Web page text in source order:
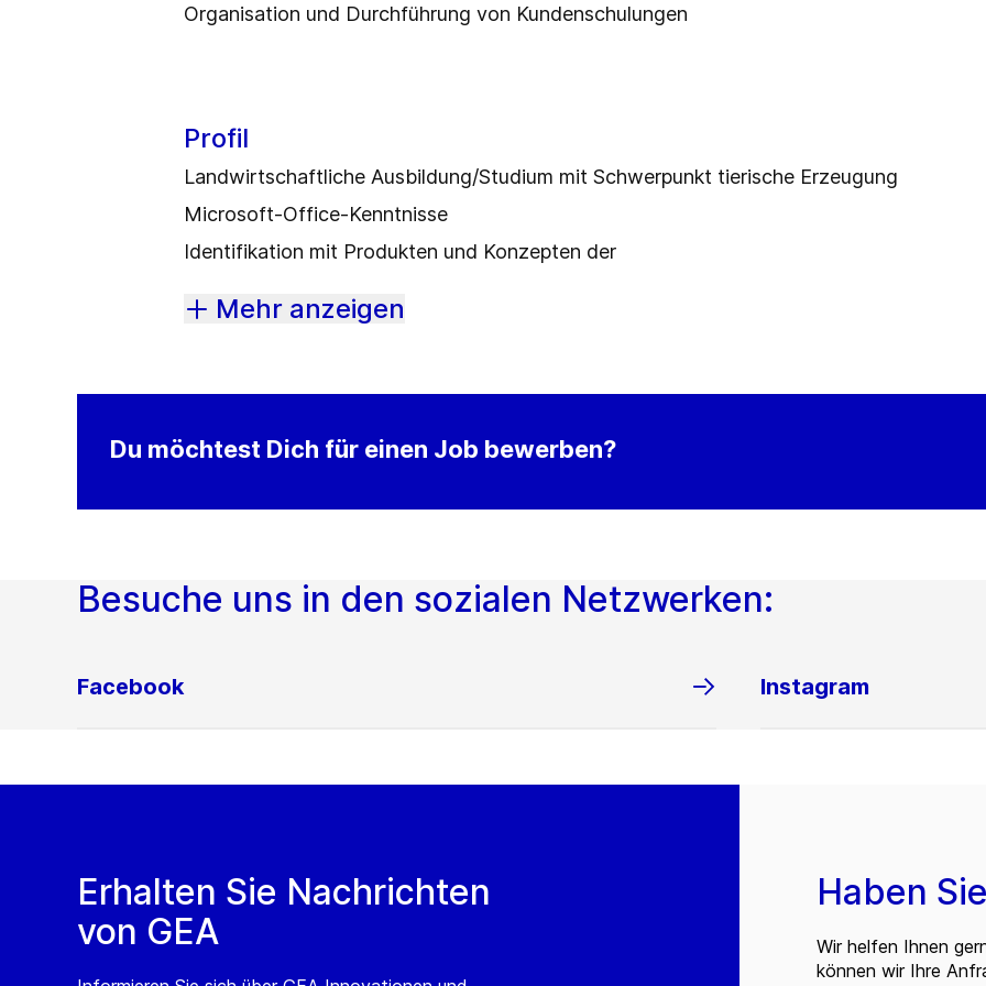
Organisation und Durchführung von Kundenschulungen
Profil
Landwirtschaftliche Ausbildung/Studium mit Schwerpunkt tierische Erzeugung
Microsoft-Office-Kenntnisse
Identifikation mit Produkten und Konzepten der
Mehr anzeigen
Du möchtest Dich für einen Job bewerben?
Besuche uns in den sozialen Netzwerken:
Facebook Instagram
Erhalten Sie Nachrichten
von GEA
Haben
Wir helfen Ihnen
können wir Ihre